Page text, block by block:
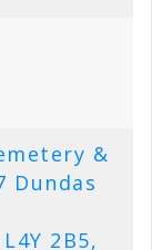
&
Dundas
2B5,